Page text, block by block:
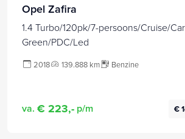
Opel Zafira
1.4 Turbo/120pk/7-persoons/Cruise/
Green/PDC/Led
2018 139.888 km Benzine
va. € 223,- p/m €